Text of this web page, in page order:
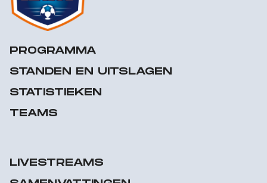
PROGRAMMA
STANDEN EN UITSLAGEN
STATISTIEKEN
TEAMS
LIVESTREAMS